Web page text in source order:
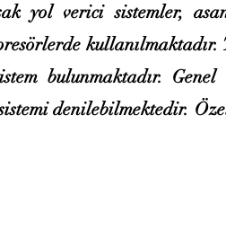
yol verici sistemler,
kullanılmaktadır.
bulunmaktadır.
denilebilmektedir.